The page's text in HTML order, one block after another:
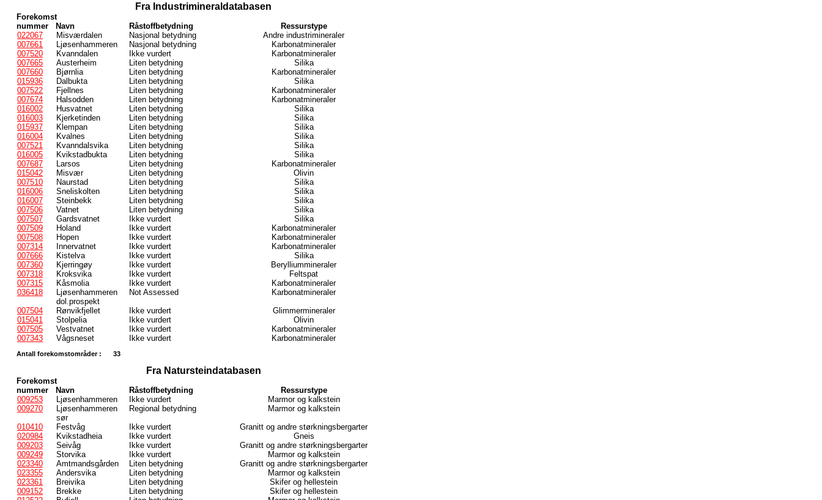
Fra Industrimineraldatabasen
Forekomst
nummer
Navn Råstoffbetydning
Ressurstype
022067
Misværdalen Nasjonal betydning
Andre industrimineraler
007661
Ljøsenhammeren Nasjonal betydning
Karbonatmineraler
007520
Kvanndalen Ikke vurdert
Karbonatmineraler
007665
Austerheim Liten betydning
Silika
007660
Bjørnlia Liten betydning
Karbonatmineraler
015936
Dalbukta Liten betydning
Silika
007522
Fjellnes Liten betydning
Karbonatmineraler
007674
Halsodden Liten betydning
Karbonatmineraler
016002
Husvatnet Liten betydning
Silika
016003
Kjerketinden Liten betydning
Silika
015937
Klempan Liten betydning
Silika
016004
Kvalnes Liten betydning
Silika
007521
Kvanndalsvika Liten betydning
Silika
016005
Kvikstadbukta Liten betydning
Silika
007687
Larsos Liten betydning
Karbonatmineraler
015042
Misvær Liten betydning
Olivin
007510
Naurstad Liten betydning
Silika
016006
Sneliskolten Liten betydning
Silika
016007
Steinbekk Liten betydning
Silika
007506
Vatnet Liten betydning
Silika
007507
Gardsvatnet Ikke vurdert
Silika
007509
Holand Ikke vurdert
Karbonatmineraler
007508
Hopen Ikke vurdert
Karbonatmineraler
007314
Innervatnet Ikke vurdert
Karbonatmineraler
007666
Kistelva Ikke vurdert
Silika
007360
Kjerringøy Ikke vurdert
Berylliummineraler
007318
Kroksvika Ikke vurdert
Feltspat
007315
Kåsmolia Ikke vurdert
Karbonatmineraler
036418
Ljøsenhammeren
dol.prospekt
Not Assessed
Karbonatmineraler
007504
Rønvikfjellet Ikke vurdert
Glimmermineraler
015041
Stolpelia Ikke vurdert
Olivin
007505
Vestvatnet Ikke vurdert
Karbonatmineraler
007343
Vågsneset Ikke vurdert Karbonatmineraler
Antall forekomstområder : 33
Fra Natursteindatabasen
Forekomst
nummer
Navn Råstoffbetydning
Ressurstype
009253
Ljøsenhammeren Ikke vurdert
Marmor og kalkstein
009270
Ljøsenhammeren
sør
Regional betydning
Marmor og kalkstein
010410
Festvåg Ikke vurdert
Granitt og andre størkningsbergarter
020984
Kvikstadheia Ikke vurdert
Gneis
009203
Seivåg Ikke vurdert
Granitt og andre størkningsbergarter
009249
Storvika Ikke vurdert
Marmor og kalkstein
023340
Amtmandsgården Liten betydning
Granitt og andre størkningsbergarter
023355
Andersvika Liten betydning
Marmor og kalkstein
023361
Breivika Liten betydning
Skifer og hellestein
009152
Brekke Liten betydning
Skifer og hellestein